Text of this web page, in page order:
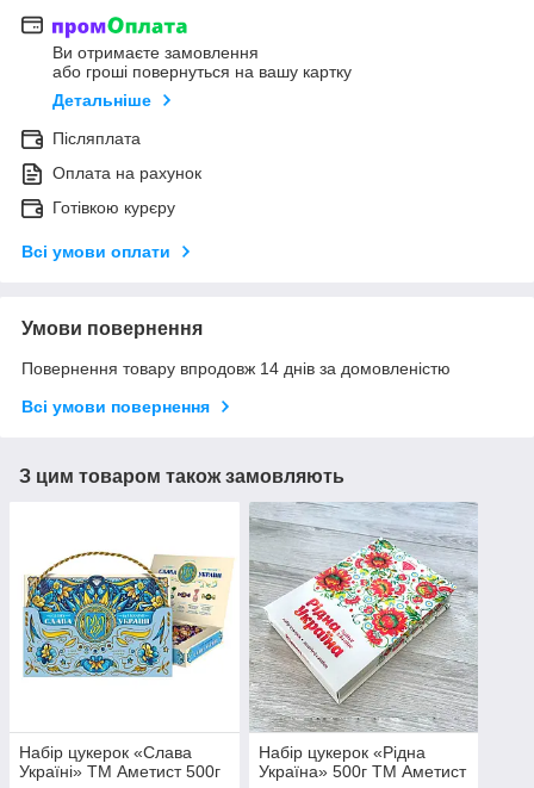
Ви отримаєте замовлення
або гроші повернуться на вашу картку
Детальніше
Післяплата
Оплата на рахунок
Готівкою курєру
Всі умови оплати
Умови повернення
Повернення товару впродовж 14 днів за домовленістю
Всі умови повернення
З цим товаром також замовляють
Набір цукерок «Слава
Україні» ТМ Аметист 500г
Набір цукерок «Рідна
Україна» 500г ТМ Аметист